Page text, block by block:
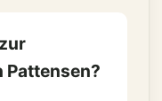
Pattensen?